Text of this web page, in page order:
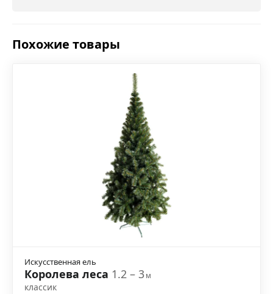
Похожие товары
Искусственная ель
Королева леса 1.2 – 3м
классик